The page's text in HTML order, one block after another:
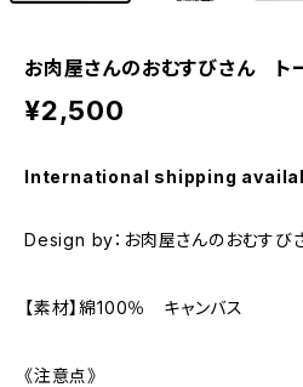
お肉屋さんのおむすびさん ト
¥2,500
International shipping
Design by：お肉屋さんのおむすび
【素材】綿100％ キャンバス
《注意点》